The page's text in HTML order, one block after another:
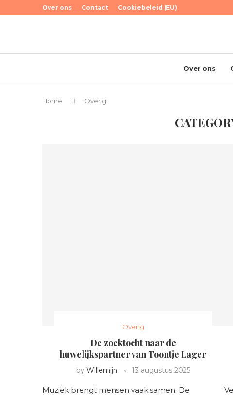
Over ons Contact Cookiebeleid (EU)
Over ons
Home Overig
Overig
De zoektocht naar de
huwelijkspartner van Toontje Lager
by Willemijn 13 augustus 2025
Muziek brengt mensen vaak samen. De